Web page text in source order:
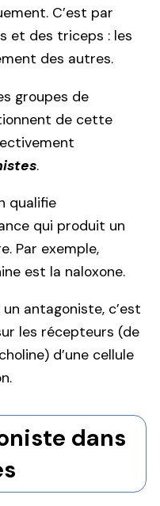
C’est par
et des triceps : les
des autres.
groupes de
de cette
.
qualifie
qui produit un
Par exemple,
est la naloxone.
antagoniste, c’est
les récepteurs (de
d’une cellule
dans